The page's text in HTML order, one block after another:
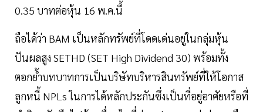
0.35 บาทต่อหุ้น 16 พ.ค.นี้
ถือได้ว่า BAM เป็นหลักทรัพย์ที่โดดเด่นอยู่ในกลุ่มหุ้น
ปันผลสูง SETHD (SET High Dividend 30) พร้อมทั้ง
ตอกย้ำบทบาทการเป็นบริษัทบริหารสินทรัพย์ที่ให้โอกาส
ลูกหนี้ NPLs ในการได้หลักประกันซึ่งเป็นที่อยู่อาศัยหรือที่